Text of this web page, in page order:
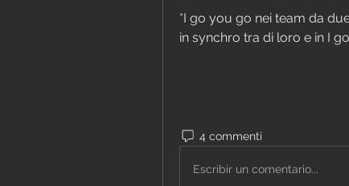
*I go you go nei team da
in synchro tra di loro e in I
4 commenti
Escribir un comentario...